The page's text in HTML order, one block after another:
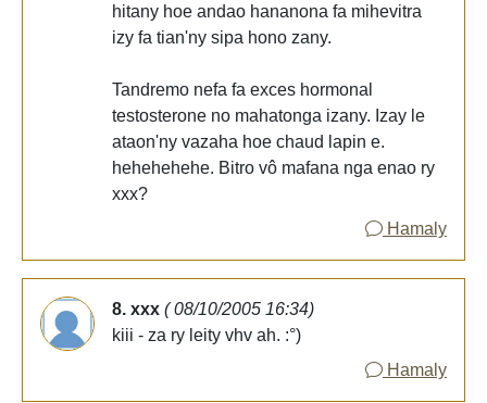
hitany hoe andao hananona fa mihevitra
izy fa tian'ny sipa hono zany.
Tandremo nefa fa exces hormonal
testosterone no mahatonga izany. Izay le
ataon'ny vazaha hoe chaud lapin e.
hehehehehe. Bitro vô mafana nga enao ry
xxx?
Hamaly
8. xxx ( 08/10/2005 16:34)
kiii - za ry leity vhv ah. :°)
Hamaly